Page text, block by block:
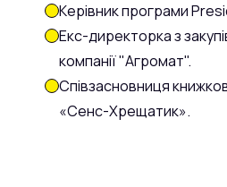
Керівник програми
Екс-директорка з
компанії "Агромат".
Співзасновниця
«Сенс-Хрещатик».